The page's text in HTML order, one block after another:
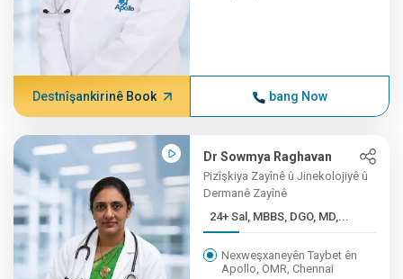
Destnîşankirinê Book bang Now
Dr Sowmya Raghavan
Pizîşkiya Zayînê û Jinekolojiyê û
Dermanê Zayînê
24+ Sal, MBBS, DGO, MD,...
Nexweşxaneyên Taybet ên
Apollo, OMR, Chennai